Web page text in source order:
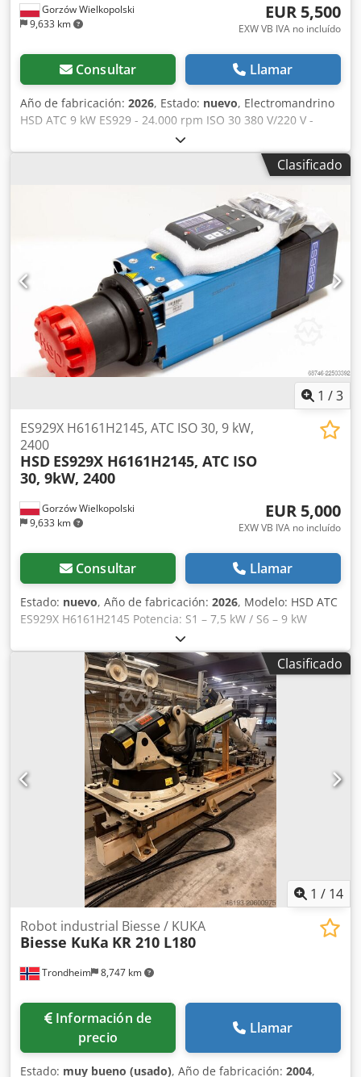
Gorzów Wielkopolski
9,633 km
EUR 5,500
EXW VB IVA no incluído
Consultar Llamar
Año de fabricación: 2026, Estado: nuevo, Electromandrino
HSD ATC 9 kW ES929 - 24.000 rpm ISO 30 380 V/220 V -
H6161H0822 - cambio automático de herramienta Potencia
S1/S6: 7,5 kW/9 kW Bloqueo automático de la herramienta
mediante pistón neumático Alimentación: 380/220 V
del rodamiento prolonga la vida útil Velocidad máxima:
24000 rpm Peso: 31 kg Fabricada en aluminio Refrigeración
Clasificado
1 /3
Gorzów Wielkopolski
9,633 km
ES929X H6161H2145, ATC ISO 30, 9 kW,
2400
HSD ES929X H6161H2145, ATC ISO
30, 9kW, 2400
EUR 5,000
EXW VB IVA no incluído
Consultar Llamar
Estado: nuevo, Año de fabricación: 2026, Modelo: HSD ATC
ES929X H6161H2145 Potencia: S1 – 7,5 kW / S6 – 9 kW
Interfaz: ISO 30 Dodpfjzr D Uajx Abneck Velocidad máxima:
24.000 rpm Rodamientos: cerámicos Refrigeración:
ventilador de corriente continua de 24 V Diseño: alargado
Alimentación eléctrica: 380 V Peso: aproximadamente 30 kg
Áreas de aplicación: fresadoras CNC, centros de
mecanizado, producción en serie, mecanizado de madera,
materiales compuestos, aleaciones ligeras.
Clasificado
1 / 14
Trondheim 8,747 km
Robot industrial Biesse / KUKA
Biesse KuKa KR 210 L180
Información de
precio
Llamar
Estado: muy bueno (usado), Año de fabricación: 2004,